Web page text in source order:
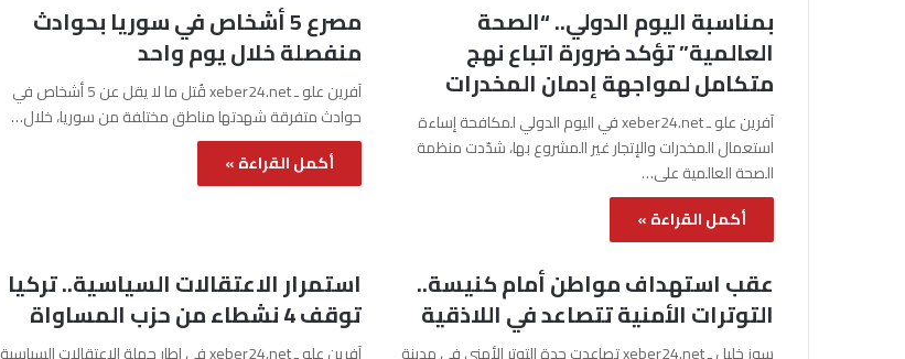
بمناسبة اليوم الدولي.. “الصحة
العالمية” تؤكد ضرورة اتباع نهج
متكامل لمواجهة إدمان المخدرات
آفرين علو ـ xeber24.net في اليوم الدولي لمكافحة إساءة
استعمال المخدرات والإتجار غير المشروع بها، شدّدت منظمة
الصحة العالمية على…
أكمل القراءة »
مصرع 5 أشخاص في سوريا بحوادث
منفصلة خلال يوم واحد
آفرين علو ـ xeber24.net قُتل ما لا يقل عن 5 أشخاص في
حوادث متفرقة شهدتها مناطق مختلفة من سوريا، خلال…
أكمل القراءة »
عقب استهداف مواطن أمام كنيسة..
التوترات الأمنية تتصاعد في اللاذقية
استمرار الاعتقالات السياسية.. تركيا
توقف 4 نشطاء من حزب المساواة